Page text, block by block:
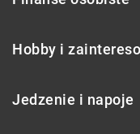
Hobby i
Jedzenie i napoje